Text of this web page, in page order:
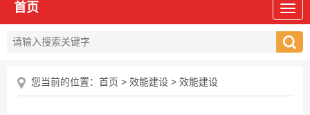
首页
您当前的位置： 首页 > 效能建设 > 效能建设